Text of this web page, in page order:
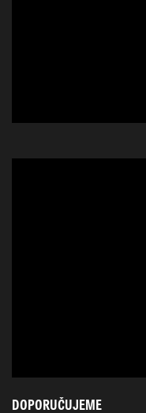
DOPORUČUJEME